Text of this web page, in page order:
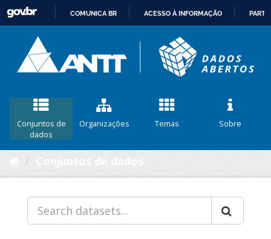
CONTEÚDO
COMUNICA BR ACESSO À INFORMAÇÃO
Conjuntos de
dados
Organizações Temas Sobre